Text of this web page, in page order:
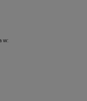
w:
płatności